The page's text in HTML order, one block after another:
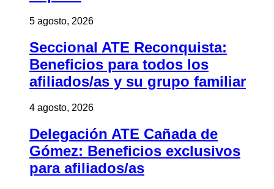
5 agosto, 2026
Seccional ATE Reconquista:
Beneficios para todos los
afiliados/as y su grupo familiar
4 agosto, 2026
Delegación ATE Cañada de
Gómez: Beneficios exclusivos
para afiliados/as